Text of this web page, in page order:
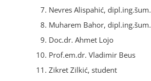
Nevres Alispahić, dipl.ing.šum.
Muharem Bahor, dipl.ing.šum.
Doc.dr. Ahmet Lojo
Prof.em.dr. Vladimir Beus
Zikret Zilkić, student